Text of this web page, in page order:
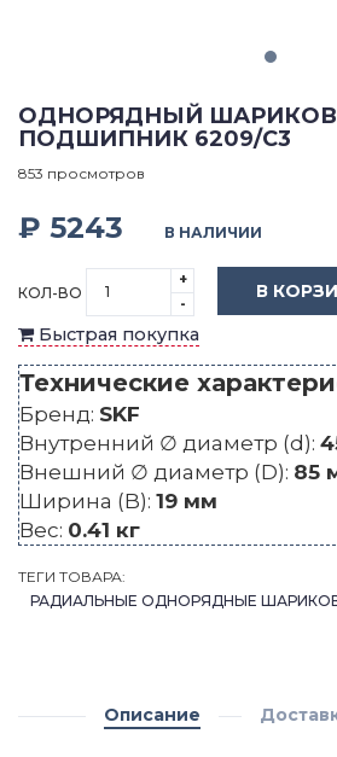
ОДНОРЯДНЫЙ
ПОДШИПНИК 6209/C3
853 просмотров
₽ 5243 В НАЛИЧИИ
КОЛ-ВО
+
-
В
Быстрая покупка
Технические
Бренд: SKF
Внутренний ∅ диаметр (d):
Внешний ∅ диаметр (D): 85
Ширина (B): 19 мм
Вес: 0.41 кг
ТЕГИ ТОВАРА:
РАДИАЛЬНЫЕ ОДНОРЯДНЫЕ
Описание